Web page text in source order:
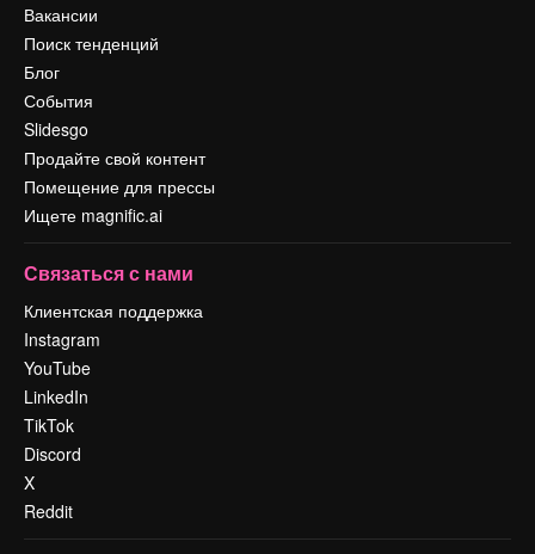
Вакансии
Поиск тенденций
Блог
События
Slidesgo
Продайте свой контент
Помещение для прессы
Ищете magnific.ai
Связаться с нами
Клиентская поддержка
Instagram
YouTube
LinkedIn
TikTok
Discord
X
Reddit